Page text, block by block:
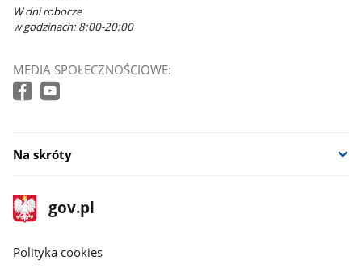
W dni robocze
w godzinach: 8:00-20:00
MEDIA SPOŁECZNOŚCIOWE:
Na skróty
stopka
gov.pl
Strona
gov.pl
gov.pl
Polityka cookies